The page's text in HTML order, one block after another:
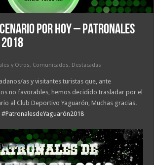
POR HOY – PATRONALES
2018
y Otros, Comunicados, Destacadas
as y visitantes turistas que, ante
no favorables, hemos decidido trasladar por el
al Club Deportivo Yaguarón, Muchas gracias.
#PatronalesdeYaguarón2018